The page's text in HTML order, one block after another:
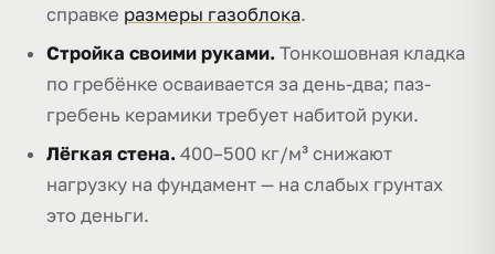
справке размеры газоблока.
Стройка своими руками. Тонкошовная кладка
по гребёнке осваивается за день-два; паз-
гребень керамики требует набитой руки.
Лёгкая стена. 400–500 кг/м³ снижают
нагрузку на фундамент — на слабых грунтах
это деньги.